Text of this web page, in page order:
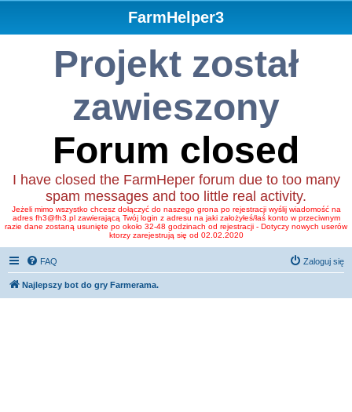
FarmHelper3
Projekt został
zawieszony
Forum closed
I have closed the FarmHeper forum due to too many
spam messages and too little real activity.
Jeżeli mimo wszystko chcesz dołączyć do naszego grona po rejestracji wyślij wiadomość na
adres fh3@fh3.pl zawierającą Twój login z adresu na jaki założyłeś/łaś konto w przeciwnym
razie dane zostaną usunięte po około 32-48 godzinach od rejestracji - Dotyczy nowych userów
ktorzy zarejestrują się od 02.02.2020
FAQ Zaloguj się
Najlepszy bot do gry Farmerama.